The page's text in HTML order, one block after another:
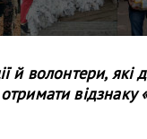
й волонтери, які
відзнаку